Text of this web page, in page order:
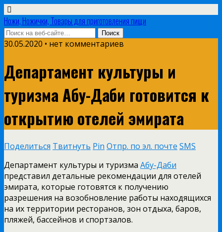
Ножи, Ножички, Товары для приготовления пищи
30.05.2020 • нет комментариев
Департамент культуры и
туризма Абу-Даби готовится к
открытию отелей эмирата
Поделиться Твитнуть Pin Отпр. по эл. почте SMS
Департамент культуры и туризма Абу-Даби
представил детальные рекомендации для отелей
эмирата, которые готовятся к получению
разрешения на возобновление работы находящихся
на их территории ресторанов, зон отдыха, баров,
пляжей, бассейнов и спортзалов.